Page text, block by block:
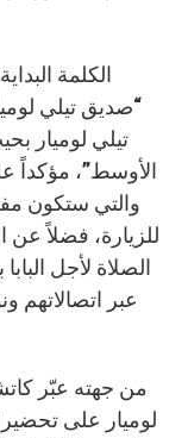
الكلمة
“صديق تيلي
تيلي لوميار
الأوسط”، مؤكداً
والتي ستكون
للزيارة، فضلاً عن
الصلاة لأجل
عبر اتصالاتهم
من جهته عبّر
لوميار على